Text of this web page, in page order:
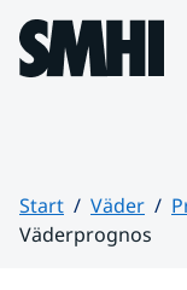
Hoppa till sidans
Start Väder
Väderprognos